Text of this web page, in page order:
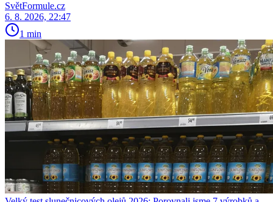
SvětFormule.cz
6. 8. 2026, 22:47
1 min